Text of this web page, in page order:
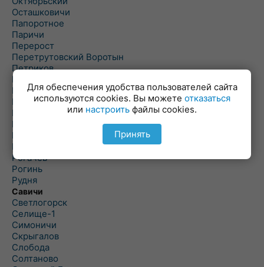
Осташковичи
Папоротное
Паричи
Перерост
Перетрутовский Воротын
Петриков
Пиревичи
Поболово
Поколюбичи
Полесье
Птичь
Речица
Ровенская Слобода
Рогачев
Рогинь
Рудня
Савичи
Светлогорск
Селище-1
Симоничи
Скрыгалов
Слобода
Солтаново
Для обеспечения удобства пользователей сайта
используются cookies. Вы можете отказаться
или настроить файлы cookies.
Принять